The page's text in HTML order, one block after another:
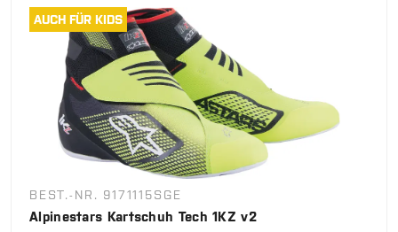
AUCH FÜR KIDS
BEST.-NR. 9171115SGE
Alpinestars Kartschuh Tech 1KZ v2